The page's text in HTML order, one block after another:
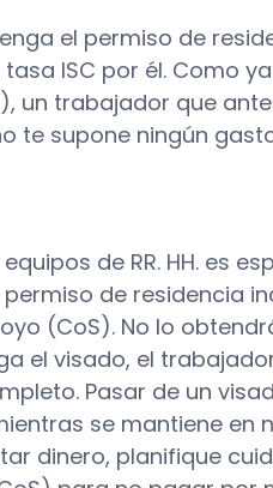
el permiso de
ISC por él. Como
un trabajador que
te supone ningún
de RR. HH. es
de residencia
(CoS). No lo
el visado, el
Pasar de un
se mantiene en
dinero, planifique